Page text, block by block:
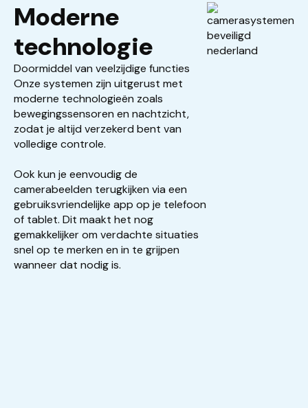
Moderne
technologie
Doormiddel van veelzijdige functies
Onze systemen zijn uitgerust met
moderne technologieën zoals
bewegingssensoren en nachtzicht,
zodat je altijd verzekerd bent van
volledige controle.
Ook kun je eenvoudig de
camerabeelden terugkijken via een
gebruiksvriendelijke app op je telefoon
of tablet. Dit maakt het nog
gemakkelijker om verdachte situaties
snel op te merken en in te grijpen
wanneer dat nodig is.